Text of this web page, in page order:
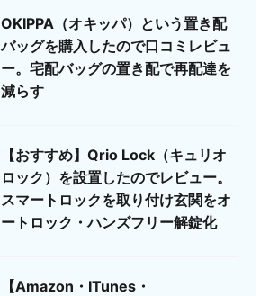
OKIPPA（オキッパ）という置き配
バッグを購入したので口コミレビュ
ー。宅配バッグの置き配で再配達を
減らす
【おすすめ】Qrio Lock（キュリオ
ロック）を設置したのでレビュー。
スマートロックを取り付け玄関をオ
ートロック・ハンズフリー解錠化
【Amazon・ITunes・